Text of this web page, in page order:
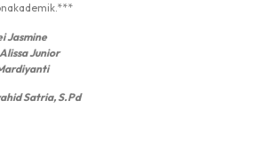
Jasmine
Junior
Satria, S.Pd